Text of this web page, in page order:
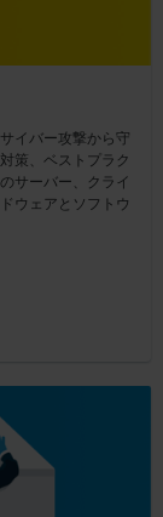
イバー攻撃から守
策、ベストプラク
サーバー、クライ
ウェアとソフトウ